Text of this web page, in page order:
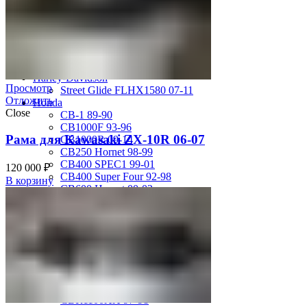
848
996 99-02
Monster 400 00-08
Harley-Davidson
Street Glide FLHX1580 07-11
Honda
CB-1 89-90
CB1000F 93-96
CB1000R 09-14
CB250 Hornet 98-99
CB400 SPEC1 99-01
CB400 Super Four 92-98
CB600 Hornet 00-02
CB750 Seven Fifty 92-01
CBR1000RR 06-07
CBR1000RR 08-11
Просмотр
Отложить
Close
Рама для Kawasaki ZX-10R 06-07
120 000 ₽
В корзину